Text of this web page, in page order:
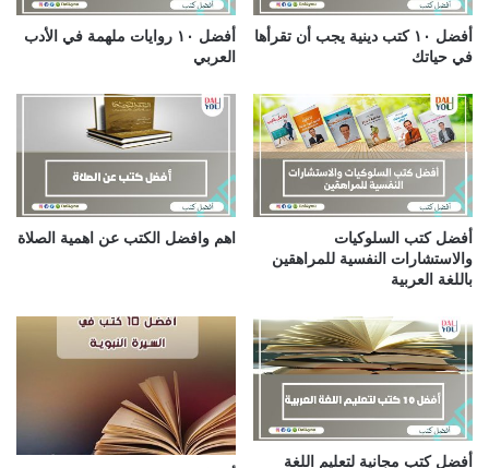
ت
ي
أفضل ١٠ كتب دينية يجب أن تقرأها
في حياتك
أفضل ١٠ روايات ملهمة في الأدب
العربي
أفضل كتب السلوكيات
والاستشارات النفسية للمراهقين
باللغة العربية
اهم وافضل الكتب عن اهمية الصلاة
أفضل كتب مجانية لتعليم اللغة